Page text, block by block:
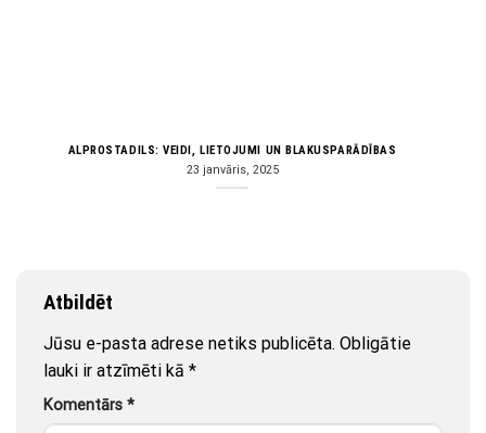
ALPROSTADILS: VEIDI, LIETOJUMI UN BLAKUSPARĀDĪBAS
23 janvāris, 2025
Atbildēt
Jūsu e-pasta adrese netiks publicēta. Obligātie
lauki ir atzīmēti kā *
Komentārs *